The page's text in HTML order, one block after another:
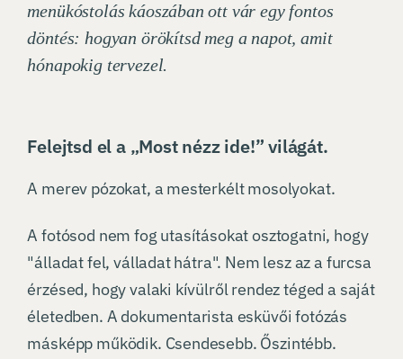
menükóstolás káoszában ott vár egy fontos
döntés: hogyan örökítsd meg a napot, amit
hónapokig tervezel.
Felejtsd el a „Most nézz ide!” világát.
A merev pózokat, a mesterkélt mosolyokat.
A fotósod nem fog utasításokat osztogatni, hogy
"álladat fel, válladat hátra". Nem lesz az a furcsa
érzésed, hogy valaki kívülről rendez téged a saját
életedben. A dokumentarista esküvői fotózás
másképp működik. Csendesebb. Őszintébb.